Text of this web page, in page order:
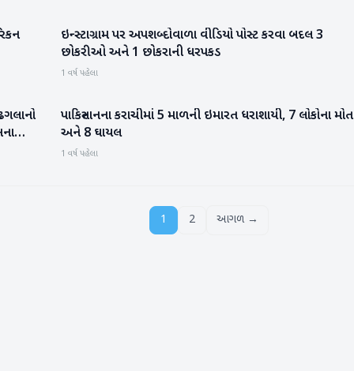
રાષ્ટ્રીય
ઇન્સ્ટાગ્રામ પર અપશબ્દોવાળા વીડિયો પોસ્ટ કરવા બદલ 3
છોકરીઓ અને 1 છોકરાની ધરપકડ
1 વર્ષ પહેલા
આંતરરાષ્ટ્રીય
પાકિસ્તાનના કરાચીમાં 5 માળની ઇમારત ધરાશાયી, 7 લોકોના મોત
અને 8 ઘાયલ
1 વર્ષ પહેલા
1 2 આગળ →